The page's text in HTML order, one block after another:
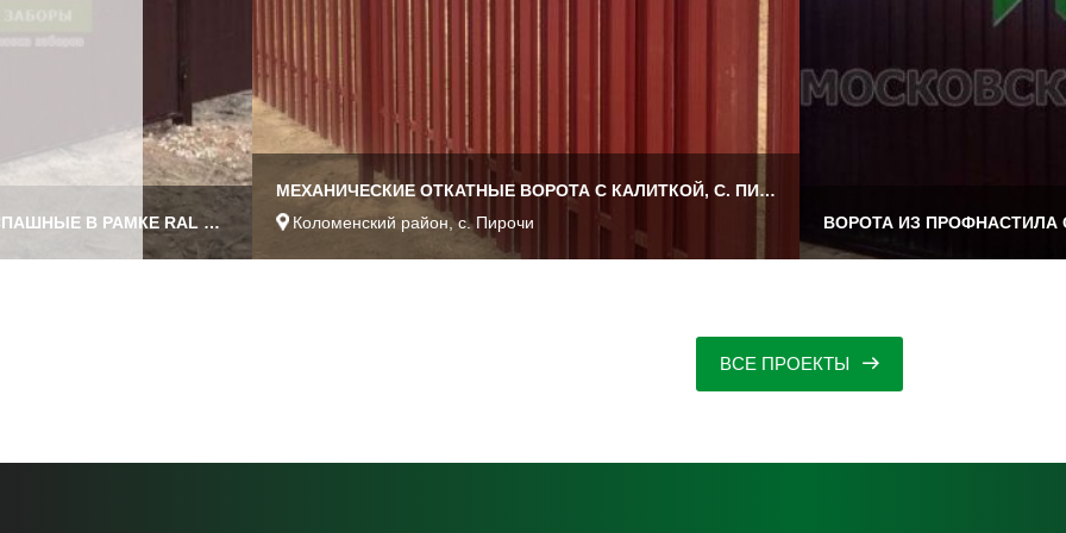
ВОРОТА ИЗ ПРОФНАСТИЛА РАСПАШНЫЕ В РАМКЕ RAL 8017
МЕХАНИЧЕСКИЕ ОТКАТНЫЕ ВОРОТА С КАЛИТКОЙ, С. ПИРОЧИ
Коломенский район, с. Пирочи
ВСЕ ПРОЕКТЫ